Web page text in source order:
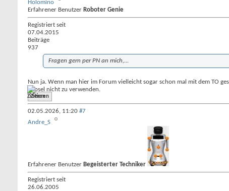
Holomino
Erfahrener Benutzer Roboter Genie
Registriert seit
07.04.2015
Beiträge
937
Fragen gern per PN an mich,...
Nun ja. Wenn man hier im Forum vielleicht sogar schon mal mit dem TO
Kapsel nicht zu verwenden.
Zitieren
02.05.2026, 11:20 #7
Andre_S
Erfahrener Benutzer Begeisterter Techniker
Registriert seit
26.06.2005